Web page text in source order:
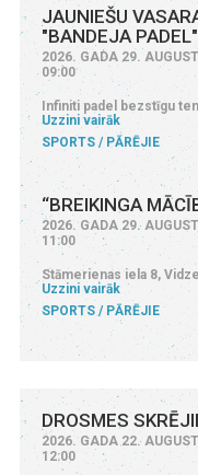
JAUNIEŠU
"BANDEJA PADEL"
2026. GADA 29.
09:00
Infiniti padel bezstīgu
Uzzini vairāk
SPORTS
PĀRĒJIE
“BREIKINGA
2026. GADA 29.
11:00
Stāmerienas iela 8,
Uzzini vairāk
SPORTS
PĀRĒJIE
DROSMES
2026. GADA 22.
12:00